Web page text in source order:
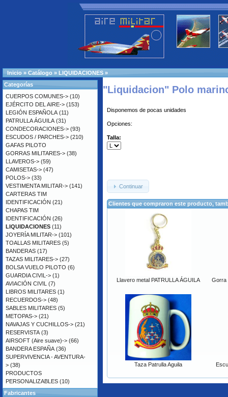
Inicio » Catálogo » LIQUIDACIONES »
"Liquidacion" Polo
Disponemos de pocas unidades
Opciones:
Talla:
Continuar
Clientes que compraron este producto,
Llavero metal PATRULLA ÁGUILA Gorra
Taza Patrulla Aguila
Categorías
CUERPOS COMUNES-> (10)
EJÉRCITO DEL AIRE-> (153)
LEGIÓN ESPAÑOLA (11)
PATRULLA ÁGUILA (31)
CONDECORACIONES-> (93)
ESCUDOS / PARCHES-> (210)
GAFAS PILOTO
GORRAS MILITARES-> (38)
LLAVEROS-> (59)
CAMISETAS-> (47)
POLOS-> (33)
VESTIMENTA MILITAR-> (141)
CARTERAS TIM
IDENTIFICACIÓN (21)
CHAPAS TIM
IDENTIFICACIÓN (26)
LIQUIDACIONES (11)
JOYERÍA MILITAR-> (101)
TOALLAS MILITARES (5)
BANDERAS (17)
TAZAS MILITARES-> (27)
BOLSA VUELO PILOTO (6)
GUARDIA CIVIL-> (1)
AVIACIÓN CIVIL (7)
LIBROS MILITARES (1)
RECUERDOS-> (48)
SABLES MILITARES (5)
METOPAS-> (21)
NAVAJAS Y CUCHILLOS-> (21)
RESERVISTA (3)
AIRSOFT (Aire suave)-> (66)
BANDERA ESPAÑA (36)
SUPERVIVENCIA - AVENTURA-
> (38)
PRODUCTOS
PERSONALIZABLES (10)
Fabricantes